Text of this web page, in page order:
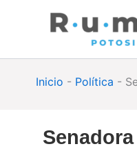
Inicio - Política -